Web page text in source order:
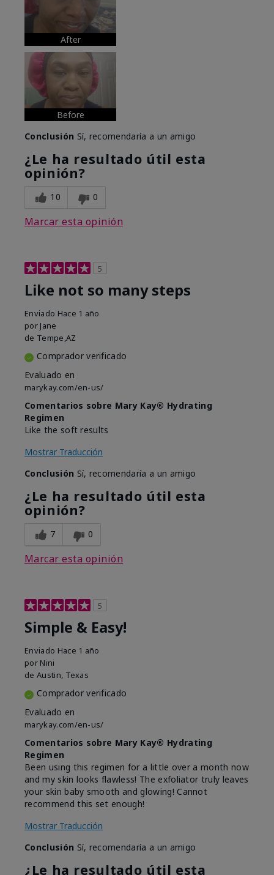
After
Before
Conclusión Sí, recomendaría a un amigo
¿Le ha resultado útil esta
opinión?
10 0
Marcar esta opinión
5
Like not so many steps
Enviado Hace 1 año
por Jane
de Tempe,AZ
Comprador verificado
Evaluado en
marykay.com/en-us/
Comentarios sobre Mary Kay® Hydrating
Regimen
Like the soft results
Mostrar Traducción
Conclusión Sí, recomendaría a un amigo
¿Le ha resultado útil esta
opinión?
7 0
Marcar esta opinión
5
Simple & Easy!
Enviado Hace 1 año
por Nini
de Austin, Texas
Comprador verificado
Evaluado en
marykay.com/en-us/
Comentarios sobre Mary Kay® Hydrating
Regimen
Been using this regimen for a little over a month now
and my skin looks flawless! The exfoliator truly leaves
your skin baby smooth and glowing! Cannot
recommend this set enough!
Mostrar Traducción
Conclusión Sí, recomendaría a un amigo
¿Le ha resultado útil esta